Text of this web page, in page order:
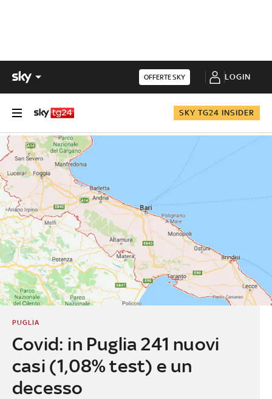
OFFERTE SKY LOGIN
SKY TG24 INSIDER
Covid: in Puglia 241 nuovi
casi (1,08% test) e un
decesso
PUGLIA